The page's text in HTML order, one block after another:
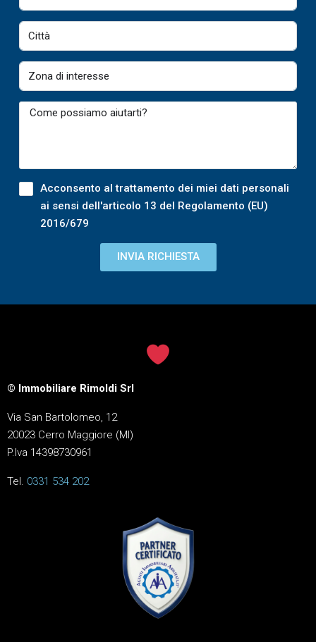
Acconsento al trattamento dei miei dati personali
ai sensi dell'articolo 13 del Regolamento (EU)
2016/679
INVIA RICHIESTA
© Immobiliare Rimoldi Srl
Via San Bartolomeo, 12
20023 Cerro Maggiore (MI)
P.Iva 14398730961
Tel. 0331 534 202